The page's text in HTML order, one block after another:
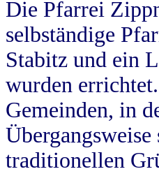
Die Pfarrei
selbständige
Stabitz und ein
wurden
Gemeinden, in
traditionellen